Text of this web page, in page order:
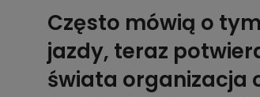
Często mówią o
jazdy, teraz
świata organizacja